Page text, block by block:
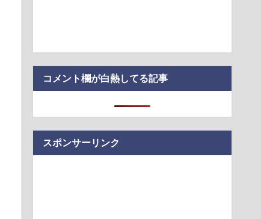
コメント欄が白熱してる記事
スポンサーリンク